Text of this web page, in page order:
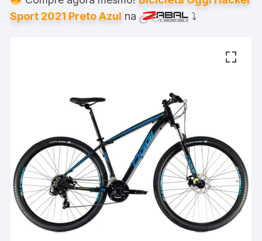
Sport 2021 Preto Azul na ⤵